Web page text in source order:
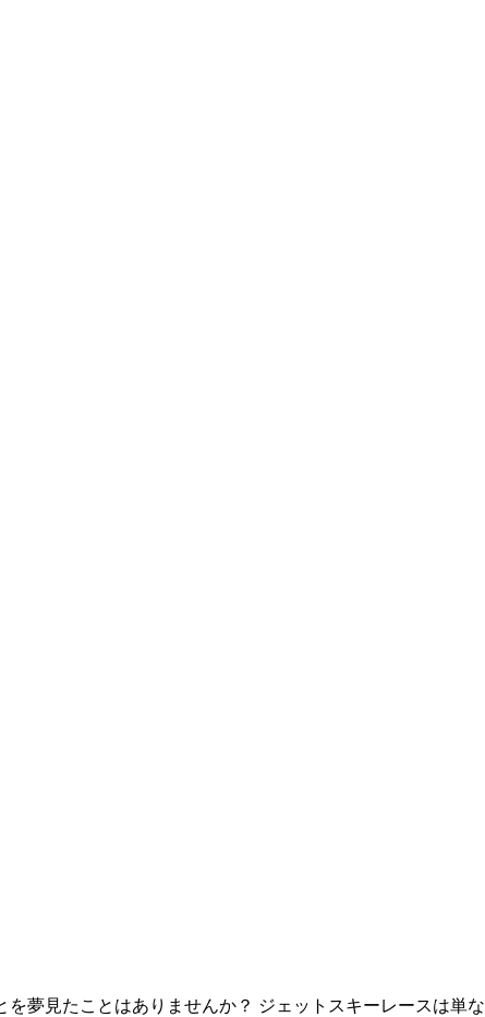
夢見たことはありませんか？ ジェットスキーレースは単